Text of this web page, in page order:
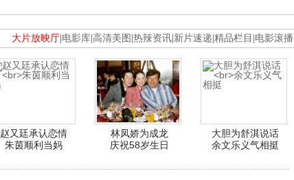
大片放映厅 电影库 高清美图 热辣资讯 新片速递 精品栏目 电影滚播
赵又廷承认恋情
朱茵顺利当妈
林凤娇为成龙
庆祝58岁生日
大胆为舒淇说话
余文乐义气相挺